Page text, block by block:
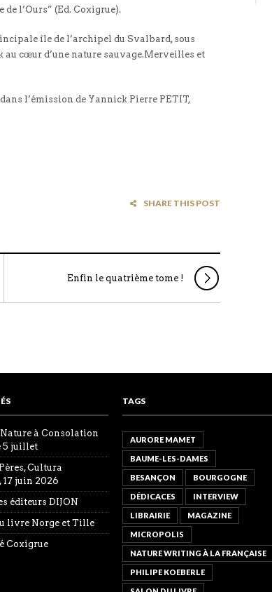
l’Ours” (Ed. Coxigrue).
île de l’archipel du Svalbard, sous
au cœur d’une nature sauvage.Merveilles et
l’émission de Yannick Pierre PETIT,
SHARE THIS POST
Enfin le quatrième tome !
Nature à Consolation
5 juillet
Cultura
17 juin 2026
éditeurs DIJON
livre Norge et Tille
Coxigrue
TAGS
AURORE MAMET
BAUME-LES-DAMES
BESANÇON BOURGOGNE
DÉDICACES INTERVIEW
LIBRAIRIE MAGAZINE
MICROPOLIS
NATURE WRITING À LA FRANÇAISE
PHILIPE KOEBERLE